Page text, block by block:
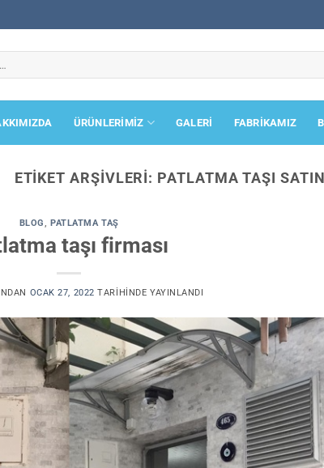
ÜRÜNLERİMİZ GALERİ FABRİKAMIZ
ETIKET ARŞIVLERI: PATLATMA TAŞI
BLOG, PATLATMA TAŞ
taşı firması
OCAK 27, 2022 TARIHINDE YAYINLANDI